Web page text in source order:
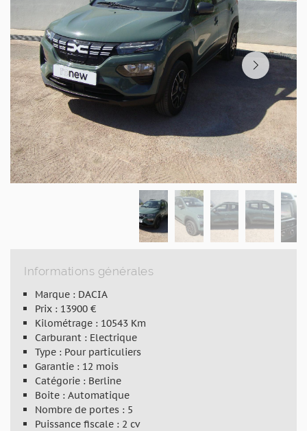
Informations générales
Marque : DACIA
Prix : 13900 €
Kilométrage : 10543 Km
Carburant : Electrique
Type : Pour particuliers
Garantie : 12 mois
Catégorie : Berline
Boite : Automatique
Nombre de portes : 5
Puissance fiscale : 2 cv